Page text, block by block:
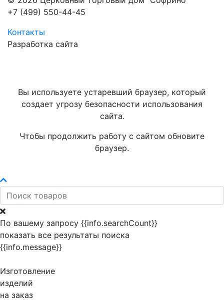
+7 (499) 550-44-45
Контакты
Разработка сайта
Вы используете устаревший браузер, который
создает угрозу безопасности использования
сайта.
Чтобы продолжить работу с сайтом обновите
браузер.
По вашему запросу {{info.searchCount}}
показать все результаты поиска
{{info.message}}
Изготовление
изделий
на заказ